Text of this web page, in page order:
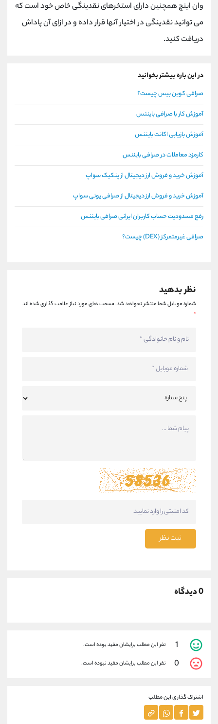
وان اینچ همچنین دارای استخرهای نقدینگی خاص خود است که
می توانید نقدینگی در اختیار آنها قرار داده و در ازای آن پاداش
دریافت کنید.
در این باره بیشتر بخوانید
صرافی کوین بیس چیست؟
آموزش کار با صرافی بایننس
آموزش بازیابی اکانت بایننس
کارمزد معاملات در صرافی بایننس
آموزش خرید و فروش ارز دیجیتال از پنکیک سواپ
آموزش خرید و فروش ارز دیجیتال از صرافی یونی سواپ
رفع مسدودیت حساب کاربران ایرانی صرافی بایننس
صرافی غیرمتمرکز (DEX) چیست؟
نظر بدهید
شماره موبایل شما منتشر نخواهد شد.قسمت های مورد نیاز علامت گذاری شده اند
*
ثبت نظر
0 دیدگاه
1 نفر این مطلب برایشان مفید بوده است.
0 نفر این مطلب برایشان مفید نبوده است.
اشتراک گذاری این مطلب